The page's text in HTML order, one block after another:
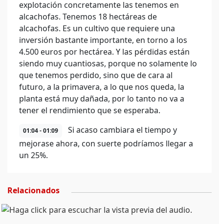
explotación concretamente las tenemos en
alcachofas. Tenemos 18 hectáreas de
alcachofas. Es un cultivo que requiere una
inversión bastante importante, en torno a los
4.500 euros por hectárea. Y las pérdidas están
siendo muy cuantiosas, porque no solamente lo
que tenemos perdido, sino que de cara al
futuro, a la primavera, a lo que nos queda, la
planta está muy dañada, por lo tanto no va a
tener el rendimiento que se esperaba.
01:04 - 01:09
Si acaso cambiara el tiempo y
mejorase ahora, con suerte podríamos llegar a
un 25%.
Relacionados